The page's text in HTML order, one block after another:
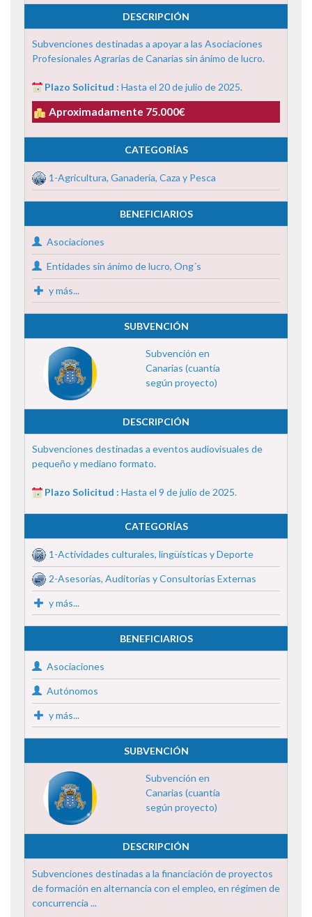
DESCRIPCIÓN
Subvenciones destinadas a apoyar a las Asociaciones
Profesionales Agrarias de Canarias sin ánimo de lucro.
Plazo Solicitud : Hasta el 20 de julio de 2025.
Aproximadamente 75.000€
CATEGORÍAS
1-Agricultura, Ganadería, Caza y Pesca
BENEFICIARIOS
Asociaciones
Entidades sin ánimo de lucro, Ong´s
y más...
SUBVENCIÓN
Subvención en
Canarias (cuantía
según proyecto)
DESCRIPCIÓN
Subvenciones destinadas a eventos audiovisuales de
pequeño y mediano formato.
Plazo Solicitud : Hasta el 9 de julio de 2025.
CATEGORÍAS
1-Actividades culturales, lingüísticas y Deporte
2-Asesorías, Auditorías y Consultorías Externas
y más...
BENEFICIARIOS
Asociaciones
Autónomos
y más...
SUBVENCIÓN
Subvención en
Canarias (cuantía
según proyecto)
DESCRIPCIÓN
Subvenciones destinadas a la financiación de proyectos
de formación en alternancia con el empleo, en régimen de
concurrencia ...